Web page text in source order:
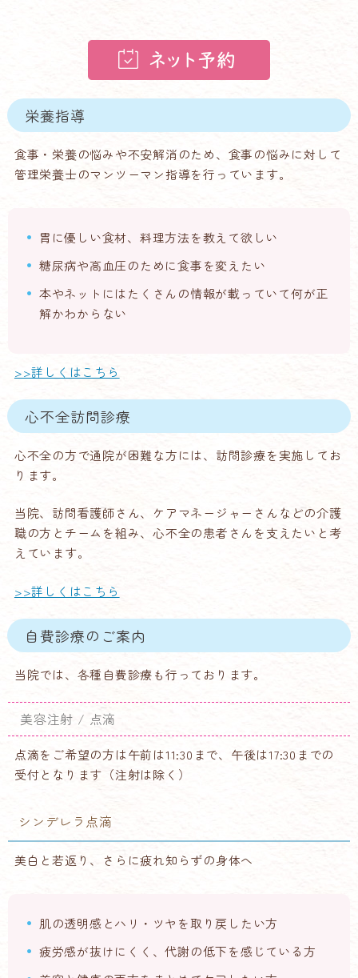
栄養指導
食事・栄養の悩みや不安解消のため、食事の悩みに対して
管理栄養士のマンツーマン指導を行っています。
胃に優しい食材、料理方法を教えて欲しい
糖尿病や高血圧のために食事を変えたい
本やネットにはたくさんの情報が載っていて何が正
解かわからない
>>詳しくはこちら
心不全訪問診療
心不全の方で通院が困難な方には、訪問診療を実施してお
ります。
当院、訪問看護師さん、ケアマネージャーさんなどの介護
職の方とチームを組み、心不全の患者さんを支えたいと考
えています。
>>詳しくはこちら
自費診療のご案内
当院では、各種自費診療も行っております。
美容注射 / 点滴
点滴をご希望の方は午前は11:30まで、午後は17:30までの
受付となります（注射は除く）
シンデレラ点滴
美白と若返り、さらに疲れ知らずの身体へ
肌の透明感とハリ・ツヤを取り戻したい方
疲労感が抜けにくく、代謝の低下を感じている方